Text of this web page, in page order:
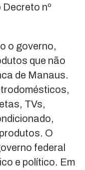
nº
o governo,
que não
de Manaus.
TVs,
O
federal
e político. Em